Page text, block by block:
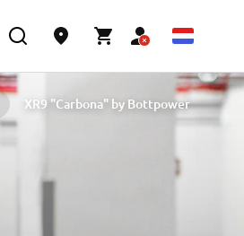
XR9 "Carbona" by Bottpower